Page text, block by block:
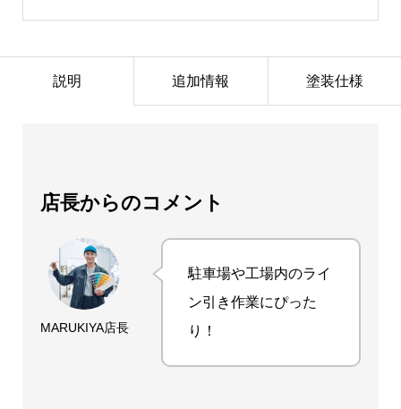
水
8
㎏
個
説明 追加情報 塗装仕様
店長からのコメント
MARUKIYA店長
駐車場や工場内のライ
ン引き作業にぴった
り！